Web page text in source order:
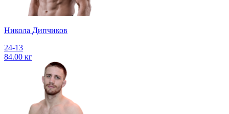
Никола Дипчиков
24-13
84.00 кг